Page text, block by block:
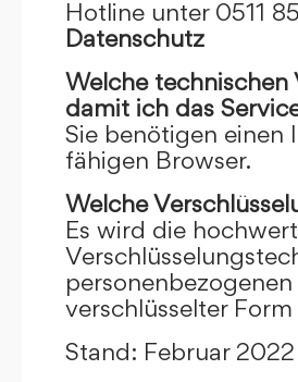
Hotline unter 0511
Datenschutz
Welche technischen
damit ich das
Sie benötigen
fähigen Browser.
Welche
Es wird die
verschlüsselter
Stand: Februar 2022